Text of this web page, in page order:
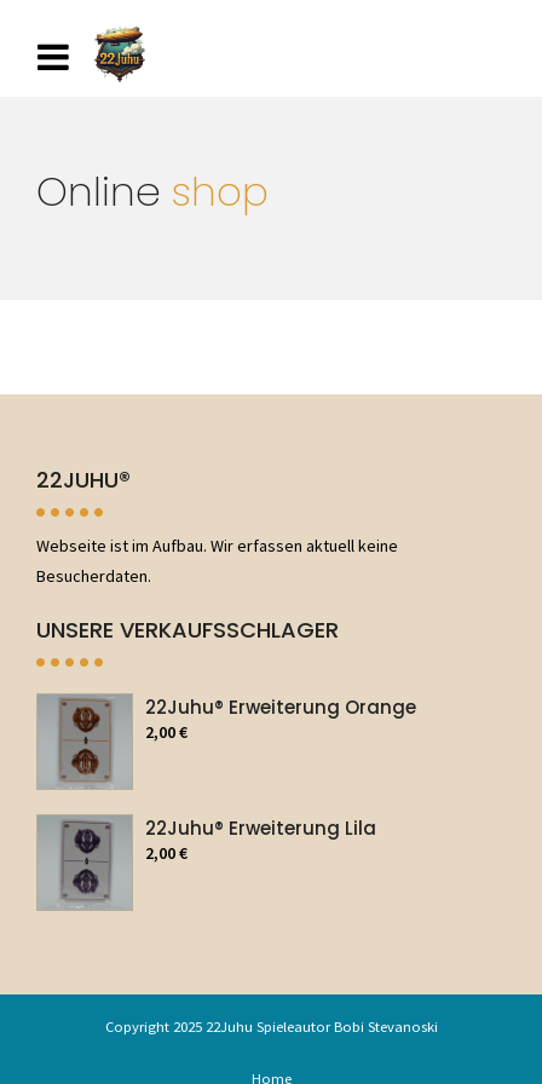
Online shop
22JUHU®
Webseite ist im Aufbau. Wir erfassen aktuell keine
Besucherdaten.
UNSERE VERKAUFSSCHLAGER
22Juhu® Erweiterung Orange
2,00€
22Juhu® Erweiterung Lila
2,00€
Copyright 2025 22Juhu Spieleautor Bobi Stevanoski
Home